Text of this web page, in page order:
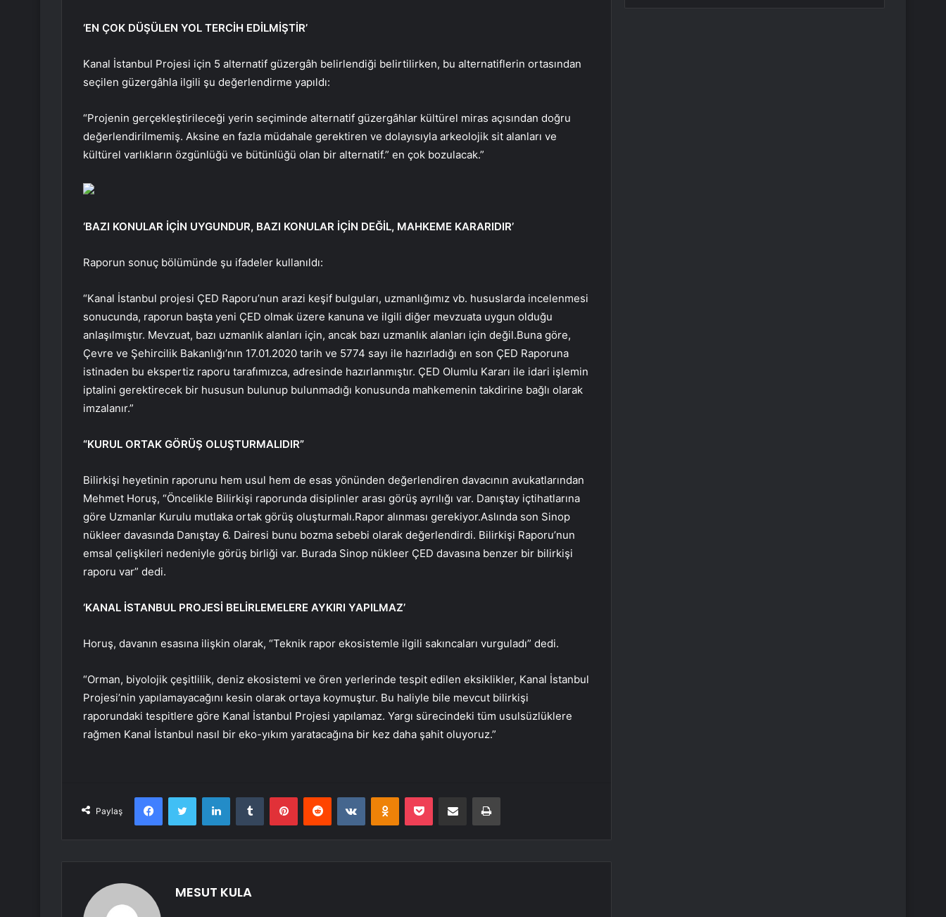
‘EN ÇOK DÜŞÜLEN YOL TERCİH EDİLMİŞTİR’
Kanal İstanbul Projesi için 5 alternatif güzergâh belirlendiği belirtilirken, bu alternatiflerin ortasından
seçilen güzergâhla ilgili şu değerlendirme yapıldı:
“Projenin gerçekleştirileceği yerin seçiminde alternatif güzergâhlar kültürel miras açısından doğru
değerlendirilmemiş. Aksine en fazla müdahale gerektiren ve dolayısıyla arkeolojik sit alanları ve
kültürel varlıkların özgünlüğü ve bütünlüğü olan bir alternatif.” en çok bozulacak.”
‘BAZI KONULAR İÇİN UYGUNDUR, BAZI KONULAR İÇİN DEĞİL, MAHKEME KARARIDIR’
Raporun sonuç bölümünde şu ifadeler kullanıldı:
“Kanal İstanbul projesi ÇED Raporu’nun arazi keşif bulguları, uzmanlığımız vb. hususlarda incelenmesi
sonucunda, raporun başta yeni ÇED olmak üzere kanuna ve ilgili diğer mevzuata uygun olduğu
anlaşılmıştır. Mevzuat, bazı uzmanlık alanları için, ancak bazı uzmanlık alanları için değil.Buna göre,
Çevre ve Şehircilik Bakanlığı’nın 17.01.2020 tarih ve 5774 sayı ile hazırladığı en son ÇED Raporuna
istinaden bu ekspertiz raporu tarafımızca, adresinde hazırlanmıştır. ÇED Olumlu Kararı ile idari işlemin
iptalini gerektirecek bir hususun bulunup bulunmadığı konusunda mahkemenin takdirine bağlı olarak
imzalanır.”
“KURUL ORTAK GÖRÜŞ OLUŞTURMALIDIR”
Bilirkişi heyetinin raporunu hem usul hem de esas yönünden değerlendiren davacının avukatlarından
Mehmet Horuş, “Öncelikle Bilirkişi raporunda disiplinler arası görüş ayrılığı var. Danıştay içtihatlarına
göre Uzmanlar Kurulu mutlaka ortak görüş oluşturmalı.Rapor alınması gerekiyor.Aslında son Sinop
nükleer davasında Danıştay 6. Dairesi bunu bozma sebebi olarak değerlendirdi. Bilirkişi Raporu’nun
emsal çelişkileri nedeniyle görüş birliği var. Burada Sinop nükleer ÇED davasına benzer bir bilirkişi
raporu var” dedi.
‘KANAL İSTANBUL PROJESİ BELİRLEMELERE AYKIRI YAPILMAZ’
Horuş, davanın esasına ilişkin olarak, “Teknik rapor ekosistemle ilgili sakıncaları vurguladı” dedi.
“Orman, biyolojik çeşitlilik, deniz ekosistemi ve ören yerlerinde tespit edilen eksiklikler, Kanal İstanbul
Projesi’nin yapılamayacağını kesin olarak ortaya koymuştur. Bu haliyle bile mevcut bilirkişi
raporundaki tespitlere göre Kanal İstanbul Projesi yapılamaz. Yargı sürecindeki tüm usulsüzlüklere
rağmen Kanal İstanbul nasıl bir eko-yıkım yaratacağına bir kez daha şahit oluyoruz.”
Paylaş
FacebookTwitter LinkedInTumblr PinterestReddit VKontakteOdnoklassniki
Pocket E-Posta ile paylaş Yazdır
MESUT KULA